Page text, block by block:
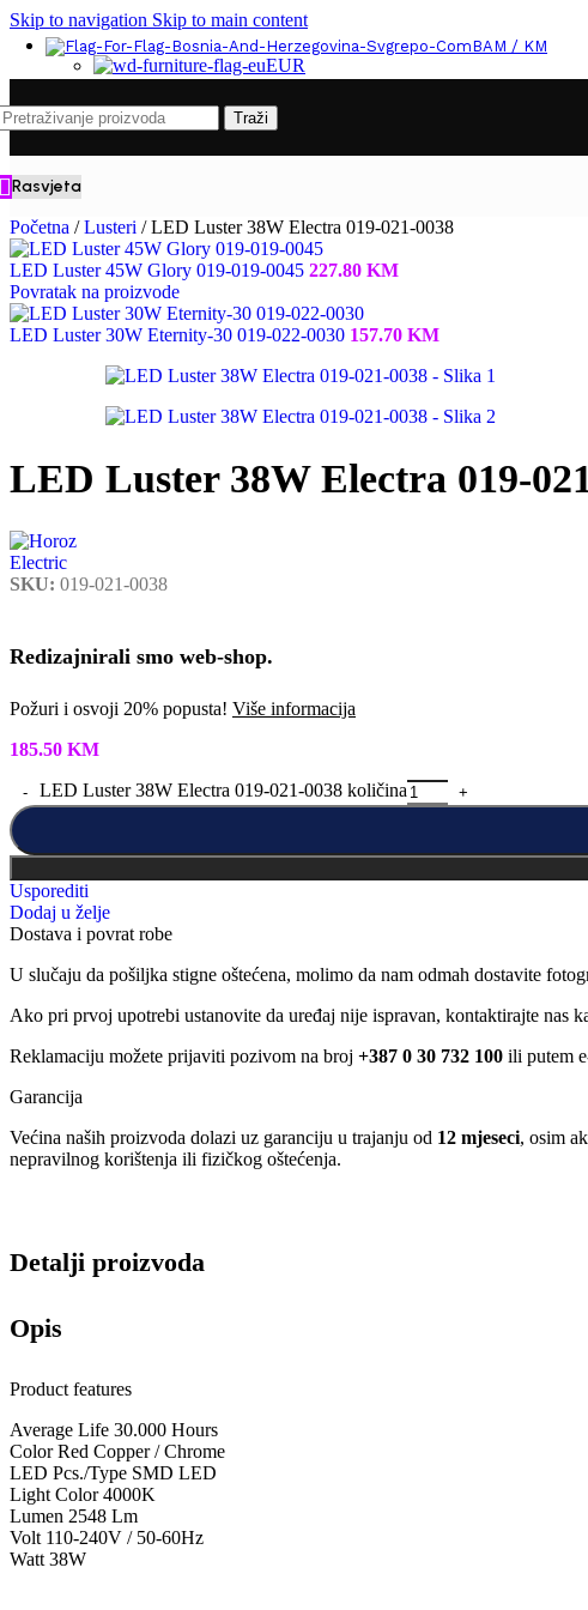
Skip to navigation Skip to main content
BAM / KM
EUR
Traži
Rasvjeta
Početna / Lusteri / LED Luster 38W Electra 019-021-0038
LED Luster 45W Glory 019-019-0045 227.80 KM
Povratak na proizvode
LED Luster 30W Eternity-30 019-022-0030 157.70 KM
LED Luster 38W Electra 019-
SKU: 019-021-0038
Redizajnirali smo web-shop.
Požuri i osvoji 20% popusta! Više informacija
185.50 KM
LED Luster 38W Electra 019-021-0038 količina
Usporediti
Dodaj u želje
Dostava i povrat robe
U slučaju da pošiljka stigne oštećena, molimo da nam odmah dostavite
Ako pri prvoj upotrebi ustanovite da uređaj nije ispravan, kontaktirajte nas
Reklamaciju možete prijaviti pozivom na broj +387 0 30 732 100 ili putem
Garancija
Većina naših proizvoda dolazi uz garanciju u trajanju od 12 mjeseci, osim
nepravilnog korištenja ili fizičkog oštećenja.
Detalji proizvoda
Opis
Product features
Average Life 30.000 Hours
Color Red Copper / Chrome
LED Pcs./Type SMD LED
Light Color 4000K
Lumen 2548 Lm
Volt 110-240V / 50-60Hz
Watt 38W